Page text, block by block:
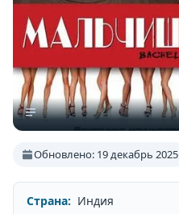
Обновлено: 19 декабрь 2025
Страна: Индия